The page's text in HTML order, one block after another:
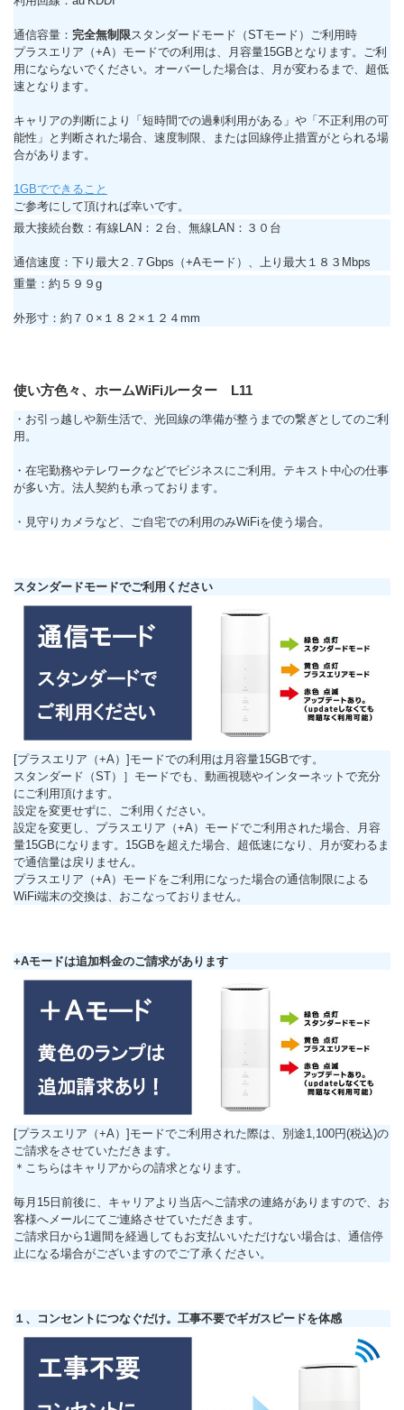
通信容量： 完全無制限 スタンダードモード（STモード）ご利用時
プラスエリア（+A）モードでの利用は、月容量15GBとなります。ご利
用にならないでください。オーバーした場合は、月が変わるまで、超低
速となります。
キャリアの判断により「短時間での過剰利用がある」や「不正利用の可
能性」と判断された場合、速度制限、または回線停止措置がとられる場
合があります。
1GBでできること
ご参考にして頂ければ幸いです。
最大接続台数：有線LAN：２台、無線LAN：３０台
通信速度：下り最大２.７Gbps（+Aモード）、上り最大１８３Mbps
重量：約５９９g
外形寸：約７０×１８２×１２４mm
使い方色々、ホームWiFiルーター L11
・お引っ越しや新生活で、光回線の準備が整うまでの繋ぎとしてのご利
用。
・在宅勤務やテレワークなどでビジネスにご利用。テキスト中心の仕事
が多い方。法人契約も承っております。
・見守りカメラなど、ご自宅での利用のみWiFiを使う場合。
スタンダードモードでご利用ください
[プラスエリア（+A）]モードでの利用は月容量15GBです。
スタンダード（ST）］モードでも、動画視聴やインターネットで充分
にご利用頂けます。
設定を変更せずに、ご利用ください。
設定を変更し、プラスエリア（+A）モードでご利用された場合、月容
量15GBになります。15GBを超えた場合、超低速になり、月が変わるま
で通信量は戻りません。
プラスエリア（+A）モードをご利用になった場合の通信制限による
WiFi端末の交換は、おこなっておりません。
+Aモードは追加料金のご請求があります
[プラスエリア（+A）]モードでご利用された際は、別途1,100円(税込)の
ご請求をさせていただきます。
＊こちらはキャリアからの請求となります。
毎月15日前後に、キャリアより当店へご請求の連絡がありますので、お
客様へメールにてご連絡させていただきます。
ご請求日から1週間を経過してもお支払いいただけない場合は、通信停
止になる場合がございますのでご了承ください。
１、コンセントにつなぐだけ。工事不要でギガスピードを体感